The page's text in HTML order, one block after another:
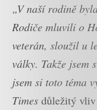
„V naší rodině
Rodiče mluvili o
veterán, sloužil u
války. Takže jsem
jsem si toto téma
Times důležitý